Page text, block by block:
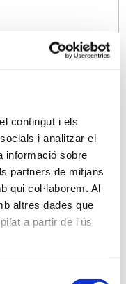
contingut i els
i analitzar el
informació sobre
partners de mitjans
qui col·laborem. Al
altres dades que
a partir de l'ús
a Balears. Plaça
Palma de